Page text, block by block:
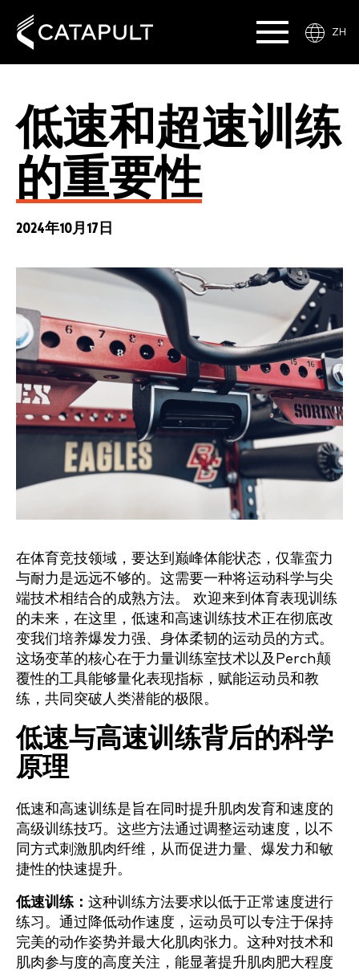
ZH
低速和超速训练
的重要性
2024年10月17日
在体育竞技领域，要达到巅峰体能状态，仅靠蛮力
与耐力是远远不够的。这需要一种将运动科学与尖
端技术相结合的成熟方法。 欢迎来到体育表现训练
的未来，在这里，低速和高速训练技术正在彻底改
变我们培养爆发力强、身体柔韧的运动员的方式。
这场变革的核心在于力量训练室技术以及Perch颠
覆性的工具能够量化表现指标，赋能运动员和教
练，共同突破人类潜能的极限。
低速与高速训练背后的科学
原理
低速和高速训练是旨在同时提升肌肉发育和速度的
高级训练技巧。这些方法通过调整运动速度，以不
同方式刺激肌肉纤维，从而促进力量、爆发力和敏
捷性的快速提升。
低速训练： 这种训练方法要求以低于正常速度进行
练习。通过降低动作速度，运动员可以专注于保持
完美的动作姿势并最大化肌肉张力。这种对技术和
肌肉参与度的高度关注，能显著提升肌肉肥大程度